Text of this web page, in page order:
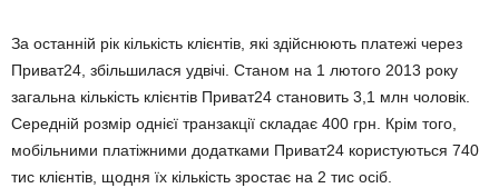
За останній рік кількість клієнтів, які здійснюють платежі через
Приват24, збільшилася удвічі. Станом на 1 лютого 2013 року
загальна кількість клієнтів Приват24 становить 3,1 млн чоловік.
Середній розмір однієї транзакції складає 400 грн. Крім того,
мобільними платіжними додатками Приват24 користуються 740
тис клієнтів, щодня їх кількість зростає на 2 тис осіб.